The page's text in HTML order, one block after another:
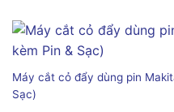
Máy cắt cỏ đẩy dùng pin
Sạc)